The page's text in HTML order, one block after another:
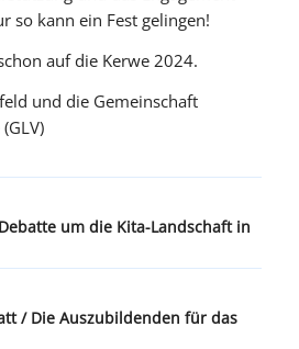
so kann ein Fest gelingen!
auf die Kerwe 2024.
und die Gemeinschaft
um die Kita-Landschaft in
/ Die Auszubildenden für das